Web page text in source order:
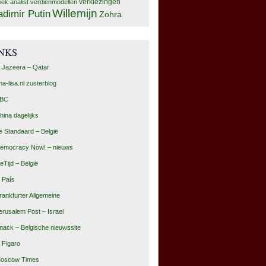
analist verdienmodellen verkiezingen
PutinWillemijn Zohra
Jazeera – Qatar
lisa.nl zusterblog
dagelijks
Standaard – België
Now! – nieuws
– België
País
Allgemeine
Post – Israel
– Belgische nieuwssite
Figaro
Times